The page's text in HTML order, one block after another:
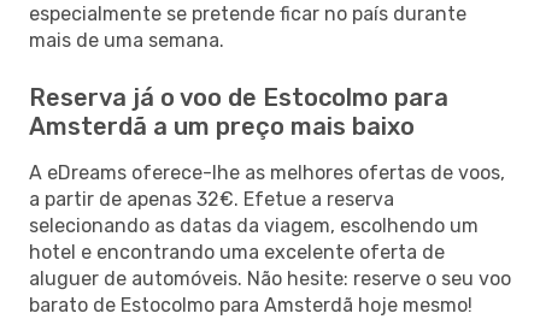
especialmente se pretende ficar no país durante
mais de uma semana.
Reserva já o voo de Estocolmo para
Amsterdã a um preço mais baixo
A eDreams oferece-lhe as melhores ofertas de voos,
a partir de apenas 32€. Efetue a reserva
selecionando as datas da viagem, escolhendo um
hotel e encontrando uma excelente oferta de
aluguer de automóveis. Não hesite: reserve o seu voo
barato de Estocolmo para Amsterdã hoje mesmo!